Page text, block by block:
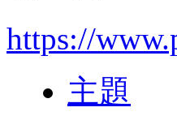
https://
主題